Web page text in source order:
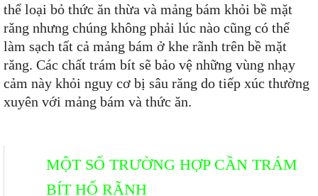
thể loại bỏ thức ăn thừa và mảng bám khỏi bề mặt
răng nhưng chúng không phải lúc nào cũng có thể
làm sạch tất cả mảng bám ở khe rãnh trên bề mặt
răng. Các chất trám bít sẽ bảo vệ những vùng nhạy
cảm này khỏi nguy cơ bị sâu răng do tiếp xúc thường
xuyên với mảng bám và thức ăn.
MỘT SỐ TRƯỜNG HỢP CẦN TRÁM
BÍT HỐ RÃNH